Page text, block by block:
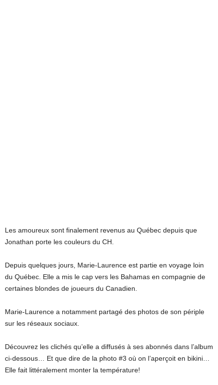
Les amoureux sont finalement revenus au Québec depuis que
Jonathan porte les couleurs du CH.
Depuis quelques jours, Marie-Laurence est partie en voyage loin
du Québec. Elle a mis le cap vers les Bahamas en compagnie de
certaines blondes de joueurs du Canadien.
Marie-Laurence a notamment partagé des photos de son périple
sur les réseaux sociaux.
Découvrez les clichés qu’elle a diffusés à ses abonnés dans l’album
ci-dessous… Et que dire de la photo #3 où on l’aperçoit en bikini…
Elle fait littéralement monter la température!